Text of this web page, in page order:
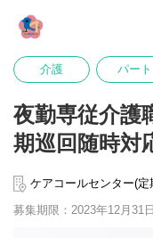
介護 パート
夜勤専従介護
期巡回随時対
ケアコールセンター(定
募集期限：2023年12月31